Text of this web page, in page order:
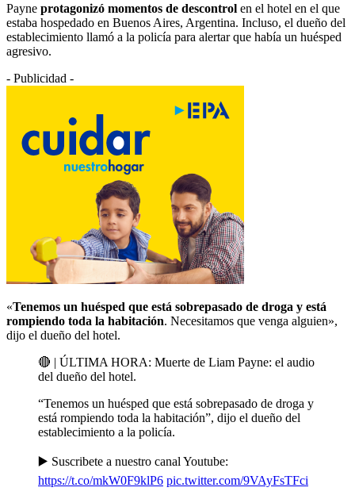
Payne protagonizó momentos de descontrol en el hotel en el que
estaba hospedado en Buenos Aires, Argentina. Incluso, el dueño del
establecimiento llamó a la policía para alertar que había un huésped
agresivo.
- Publicidad -
«Tenemos un huésped que está sobrepasado de droga y está
rompiendo toda la habitación. Necesitamos que venga alguien»,
dijo el dueño del hotel.
🔴 | ÚLTIMA HORA: Muerte de Liam Payne: el audio
del dueño del hotel.
“Tenemos un huésped que está sobrepasado de droga y
está rompiendo toda la habitación”, dijo el dueño del
establecimiento a la policía.
▶️ Suscribete a nuestro canal Youtube:
https://t.co/mkW0F9klP6 pic.twitter.com/9VAyFsTFci